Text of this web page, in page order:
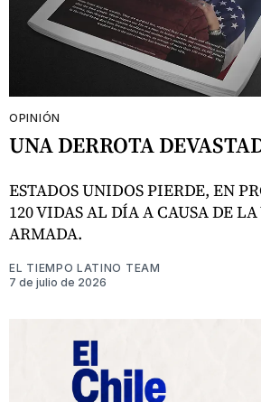
OPINIÓN
UNA DERROTA
ESTADOS UNIDOS PIERDE, EN
120 VIDAS AL DÍA A CAUSA DE
ARMADA.
EL TIEMPO LATINO TEAM
7 de julio de 2026